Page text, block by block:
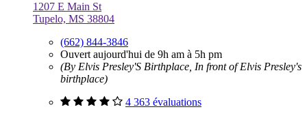
1207 E Main St
Tupelo, MS 38804
(662) 844-3846
Ouvert aujourd'hui de 9h am à 5h pm
(By Elvis Presley'S Birthplace, In front of Elvis Presley's
birthplace)
4 363 évaluations